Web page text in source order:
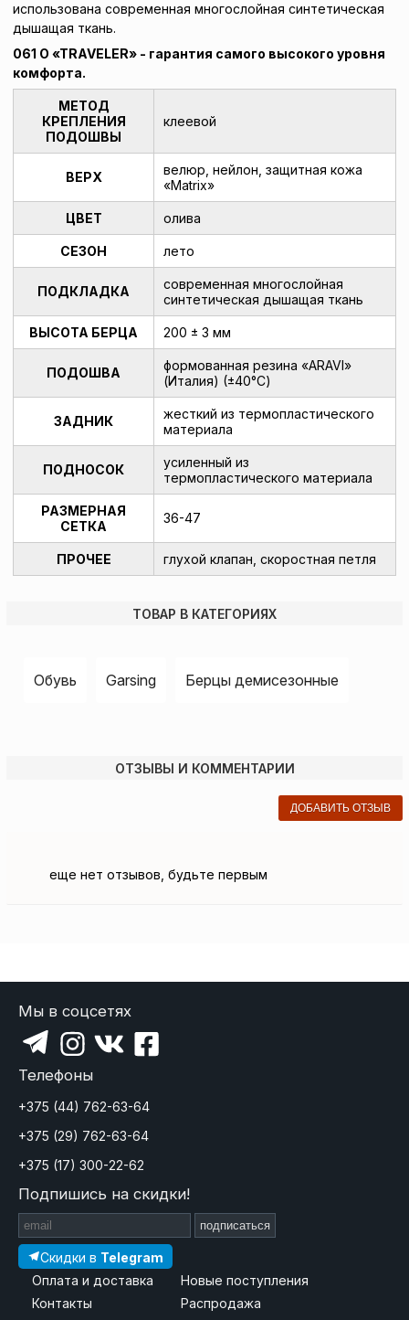
использована современная многослойная синтетическая
дышащая ткань.
061 О «ТRAVELER» - гарантия самого высокого уровня
комфорта.
МЕТОД
КРЕПЛЕНИЯ
ПОДОШВЫ
клеевой
ВЕРХ
велюр, нейлон, защитная кожа
«Matrix»
ЦВЕТ олива
СЕЗОН лето
ПОДКЛАДКА
современная многослойная
синтетическая дышащая ткань
ВЫСОТА БЕРЦА 200 ± 3 мм
ПОДОШВА
формованная резина «ARAVI»
(Италия) (±40°С)
ЗАДНИК
жесткий из термопластического
материала
ПОДНОСОК
усиленный из
термопластического материала
РАЗМЕРНАЯ
СЕТКА
36-47
ПРОЧЕЕ глухой клапан, скоростная петля
ТОВАР В КАТЕГОРИЯХ
Обувь Garsing Берцы демисезонные
ОТЗЫВЫ И КОММЕНТАРИИ
ДОБАВИТЬ ОТЗЫВ
еще нет отзывов, будьте первым
Мы в соцсетях
Телефоны
+375 (44) 762-63-64
+375 (29) 762-63-64
+375 (17) 300-22-62
Подпишись на скидки!
подписаться
Скидки в Telegram
Оплата и доставка
Контакты
Новые поступления
Распродажа